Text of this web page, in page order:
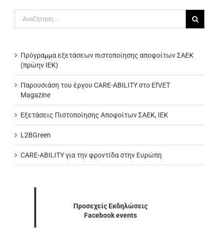
για:
Πρόγραμμα εξετάσεων πιστοποίησης αποφοίτων ΣΑΕΚ
(πρώην ΙΕΚ)
Παρουσιάση του έργου CARE-ABILITY στο EfVET
Magazine
Εξετάσεις Πιστοποίησης Αποφοίτων ΣΑΕΚ, ΙΕΚ
L2BGreen
CARE-ABILITY για την φροντίδα στην Ευρώπη
Προσεχείς Εκδηλώσεις
Facebook events